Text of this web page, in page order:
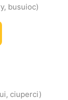
busuioc)
ciuperci)